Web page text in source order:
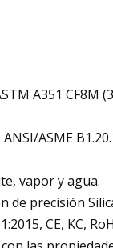
A351 CF8M
ASME
vapor y agua.
de precisión
CE, KC,